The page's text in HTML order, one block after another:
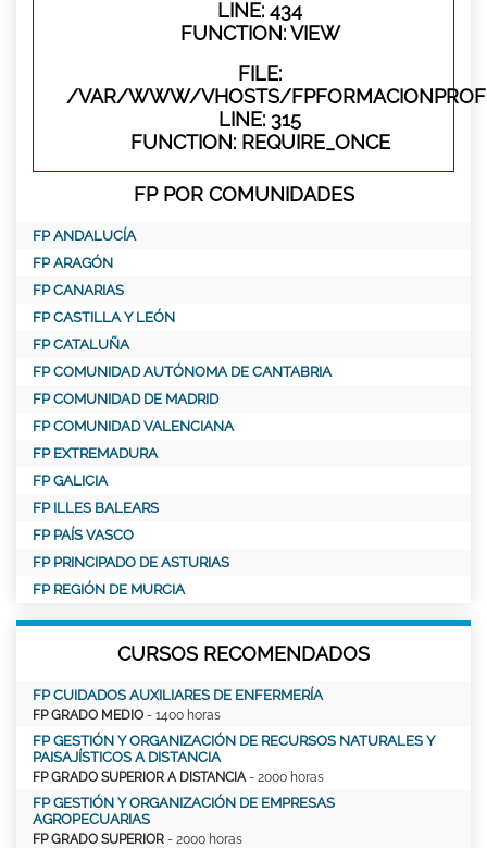
LINE: 434
FUNCTION: VIEW
FILE:
/VAR/WWW/VHOSTS/
LINE: 315
FUNCTION: REQUIRE_ONCE
FP POR COMUNIDADES
FP ANDALUCÍA
FP ARAGÓN
FP CANARIAS
FP CASTILLA Y LEÓN
FP CATALUÑA
FP COMUNIDAD AUTÓNOMA DE CANTABRIA
FP COMUNIDAD DE MADRID
FP COMUNIDAD VALENCIANA
FP EXTREMADURA
FP GALICIA
FP ILLES BALEARS
FP PAÍS VASCO
FP PRINCIPADO DE ASTURIAS
FP REGIÓN DE MURCIA
CURSOS RECOMENDADOS
FP CUIDADOS AUXILIARES DE ENFERMERÍA
FP GRADO MEDIO - 1400 horas
FP GESTIÓN Y ORGANIZACIÓN DE RECURSOS NATURALES Y
PAISAJÍSTICOS A DISTANCIA
FP GRADO SUPERIOR A DISTANCIA - 2000 horas
FP GESTIÓN Y ORGANIZACIÓN DE EMPRESAS
AGROPECUARIAS
FP GRADO SUPERIOR - 2000 horas